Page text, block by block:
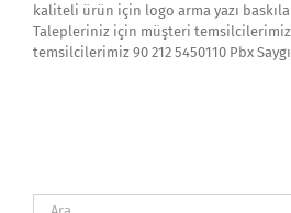
kaliteli ürün için logo arma yazı
Talepleriniz için müşteri
temsilcilerimiz 90 212 5450110 Pbx
Ara: